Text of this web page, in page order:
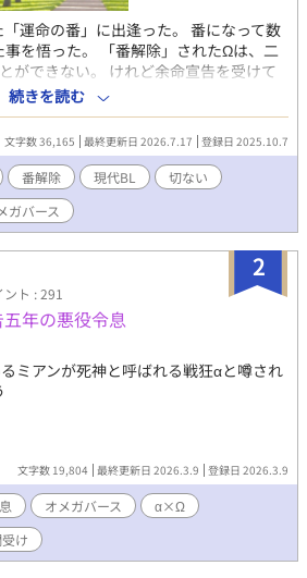
運命の番」に出逢った。 番になって数
を悟った。 「番解除」されたΩは、二
ができない。 けれど余命宣告を受けて
良かった。 ＊＊様々な形での応援ありが
続きを読む
文字数 36,165 最終更新日 2026.7.17 登録日 2025.10.7
番解除 現代BL
切ない
ガバース
2
ト : 291
年の悪役令息
ミアンが死神と呼ばれる戦狂αと噂され
文字数 19,804 最終更新日 2026.3.9 登録日 2026.3.9
オメガバース
α×Ω
け